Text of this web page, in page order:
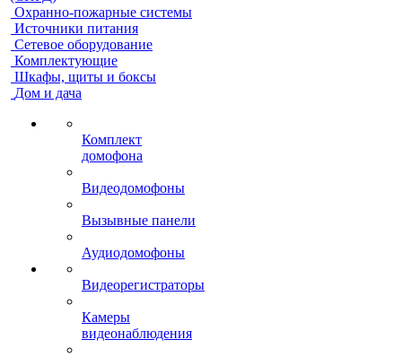
Охранно-пожарные системы
Источники питания
Сетевое оборудование
Комплектующие
Шкафы, щиты и боксы
Дом и дача
Комплект
домофона
Видеодомофоны
Вызывные панели
Аудиодомофоны
Видеорегистраторы
Камеры
видеонаблюдения